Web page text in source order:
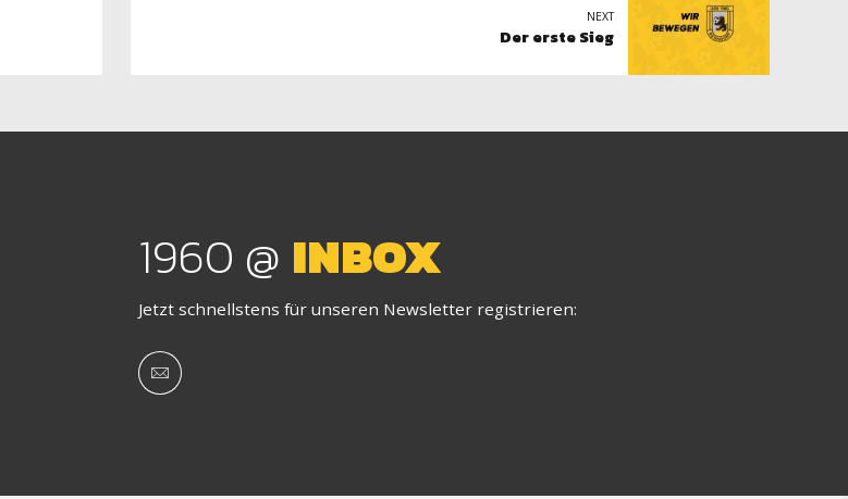
NEXT
Der erste Sieg
1960 @ INBOX
Jetzt schnellstens für unseren Newsletter registrieren: